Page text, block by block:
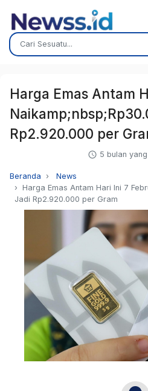
Harga Emas Antam
Rp2.920.000 per
5 bulan
Beranda
News
Harga Emas Antam Hari Ini 7
Jadi Rp2.920.000 per Gram